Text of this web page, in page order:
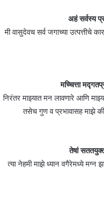
अहं सर्वस्य
मी वासुदेवच सर्व जगाच्या
मच्चित्ता
निरंतर माझ्यात मन लावणारे आणि
तसेच गुण व प्रभावासह माझे
तेषां
त्या नेहमी माझे ध्यान वगैरेमध्ये मग्न